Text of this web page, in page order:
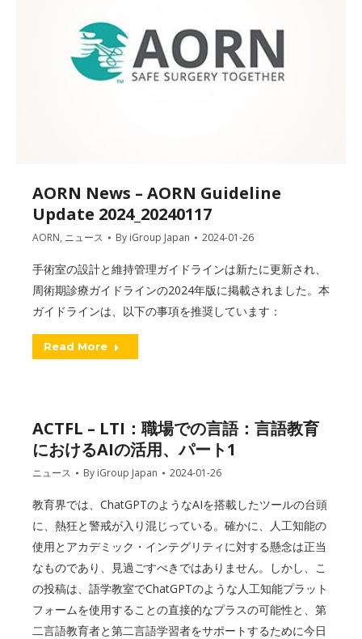
AORN News – AORN Guideline
Update 2024_20240117
AORN, ニュース By iGroup Japan 2024-01-26
手術室の設計と維持管理ガイドラインは新たに更新され、
周術期診療ガイドラインの2024年版に掲載されました。本
ガイドラインは、以下の事項を推奨しています：
Read More
ACTFL – LTI：職場での言語：言語教育
におけるAIの活用、パート1
ニュース By iGroup Japan 2024-01-26
教育界では、ChatGPTのようなAIを搭載したツールの台頭
に、熱狂と警戒が入り混じっている。確かに、人工知能の
使用とアカデミック・インテグリティに対する懸念は正当
なものであり、見過ごすべきではありません。しかし、こ
の投稿は、語学教室でChatGPTのような人工知能プラット
フォームを使用することの直接的なプラスの可能性と、第
二言語教育者と第二言語学習者をサポートするために今日